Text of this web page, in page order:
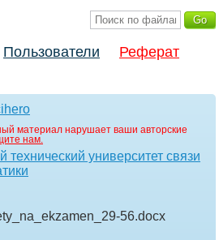
Пользователи
Реферат
материал нарушает ваши авторские
нам.
технический университет связи
56.docx